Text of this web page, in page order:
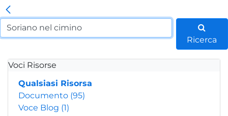
Ricerca
Voci Risorse
Qualsiasi Risorsa
Documento (95)
Voce Blog (1)